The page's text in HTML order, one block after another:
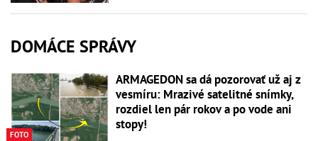
DOMÁCE SPRÁVY
FOTO
ARMAGEDON sa dá pozorovať už aj z
vesmíru: Mrazivé satelitné snímky,
rozdiel len pár rokov a po vode ani
stopy!